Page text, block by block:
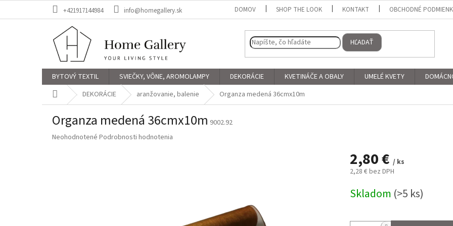
+421917144984 info@homegallery.sk DOMOV SHOP THE LOOK KONTAKT OBCHODNÉ
HĽADAŤ
BYTOVÝ TEXTIL SVIEČKY, VÔNE, AROMOLAMPY DEKORÁCIE KVETINÁČE A OBALY UMELÉ KVETY
DomovDEKORÁCIE aranžovanie, balenie Organza medená 36cmx10m
Organza medená 36cmx10m 9002.92
Priemerné
Neohodnotené Podrobnosti hodnotenia
2,80 € / ks
2,28 € bez DPH
cena:
Skladom (>5 ks)